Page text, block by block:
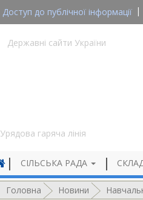
Доступ до публічної інформації
Державні сайти України
Урядова гаряча лінія
СІЛЬСЬКА РАДА
Головна Новини